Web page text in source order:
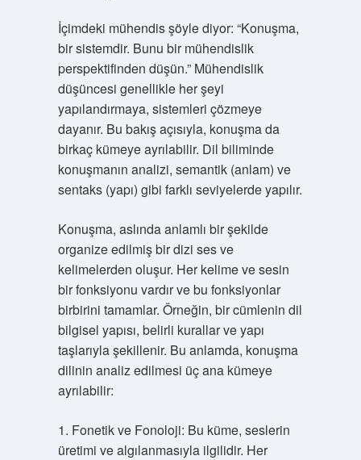
İçimdeki mühendis şöyle diyor: “Konuşma,
bir sistemdir. Bunu bir mühendislik
perspektifinden düşün.” Mühendislik
düşüncesi genellikle her şeyi
yapılandırmaya, sistemleri çözmeye
dayanır. Bu bakış açısıyla, konuşma da
birkaç kümeye ayrılabilir. Dil biliminde
konuşmanın analizi, semantik (anlam) ve
sentaks (yapı) gibi farklı seviyelerde yapılır.
Konuşma, aslında anlamlı bir şekilde
organize edilmiş bir dizi ses ve
kelimelerden oluşur. Her kelime ve sesin
bir fonksiyonu vardır ve bu fonksiyonlar
birbirini tamamlar. Örneğin, bir cümlenin dil
bilgisel yapısı, belirli kurallar ve yapı
taşlarıyla şekillenir. Bu anlamda, konuşma
dilinin analiz edilmesi üç ana kümeye
ayrılabilir:
1. Fonetik ve Fonoloji: Bu küme, seslerin
üretimi ve algılanmasıyla ilgilidir. Her